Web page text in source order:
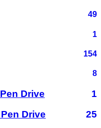
49
1
154
8
Drive
1
Drive
25